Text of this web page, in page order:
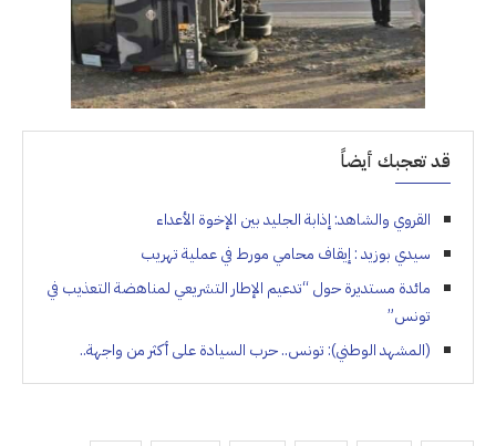
قد تعجبك أيضاً
القروي والشاهد: إذابة الجليد بين الإخوة الأعداء
سيدي بوزيد : إيقاف محامي مورط في عملية تهريب
مائدة مستديرة حول “تدعيم الإطار التشريعي لمناهضة التعذيب في
تونس”
(المشهد الوطني): تونس.. حرب السيادة على أكثر من واجهة..